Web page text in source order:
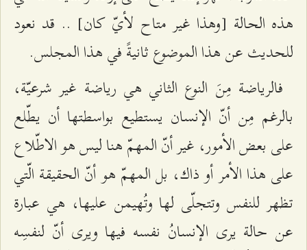
هذه الحالة [وهذا غير متاح لأيّ كان] .. قد نعود
للحديث عن هذا الموضوع ثانيةً في هذا المجلس.
فالرياضة مِنَ النوع الثاني هي رياضة غير شرعيّة،
بالرغم مِن أنّ الإنسان يستطيع بواسطتها أن يطّلع
على بعض الأمور، غير أنّ المهمّ هنا ليس هو الاطّلاع
على هذا الأمر أو ذاك، بل المهمّ هو أنّ الحقيقة الّتي
تظهر للنفس وتتجلّى لها وتُهيمن عليها، هي عبارة
عن حالة يرى الإنسانُ نفسه فيها ويرى أنّ لنفسِه